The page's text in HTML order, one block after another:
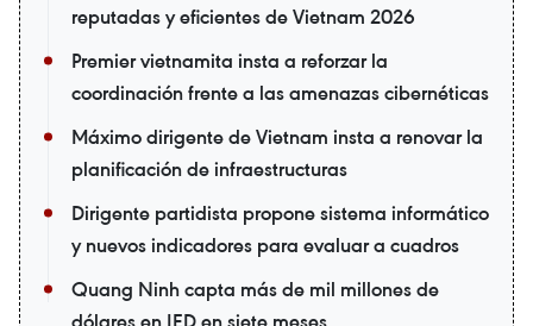
reputadas y eficientes de Vietnam 2026
Premier vietnamita insta a reforzar la
coordinación frente a las amenazas cibernéticas
Máximo dirigente de Vietnam insta a renovar la
planificación de infraestructuras
Dirigente partidista propone sistema informático
y nuevos indicadores para evaluar a cuadros
Quang Ninh capta más de mil millones de